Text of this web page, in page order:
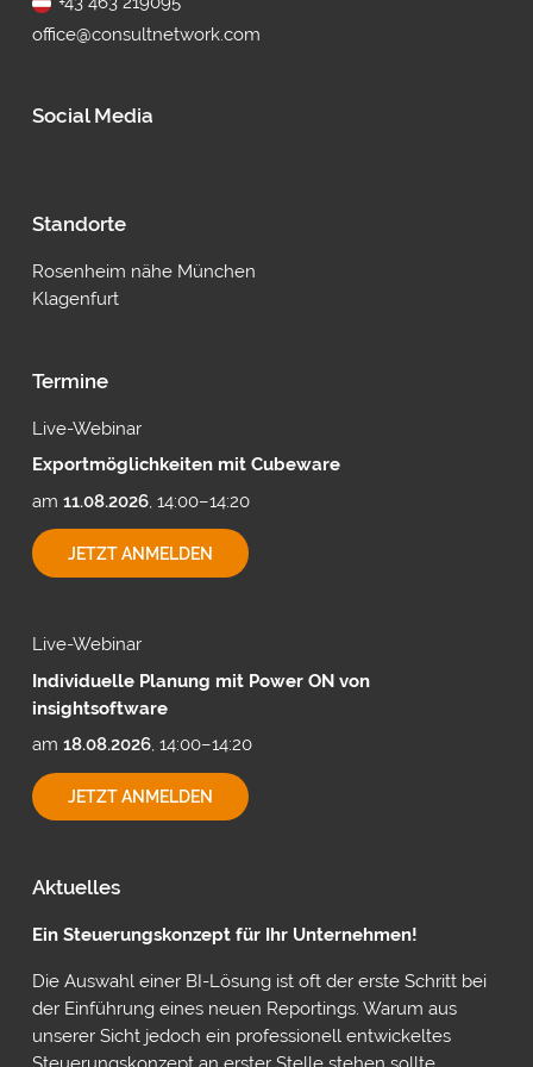
office@consultnetwork.com
Social Media
Standorte
Rosenheim nähe München
Klagenfurt
Termine
Live-Webinar
Exportmöglichkeiten mit Cubeware
am 11.08.2026, 14:00–14:20
JETZT ANMELDENEXPORTMÖGLICHKEITEN
MIT
Live-Webinar
Individuelle Planung mit Power ON von
insightsoftware
am 18.08.2026, 14:00–14:20
JETZT ANMELDENINDIVIDUELLE
PLANUNG
Aktuelles
Ein Steuerungskonzept für Ihr Unternehmen!
Die Auswahl einer BI-Lösung ist oft der erste Schritt bei
der Einführung eines neuen Reportings. Warum aus
unserer Sicht jedoch ein professionell entwickeltes